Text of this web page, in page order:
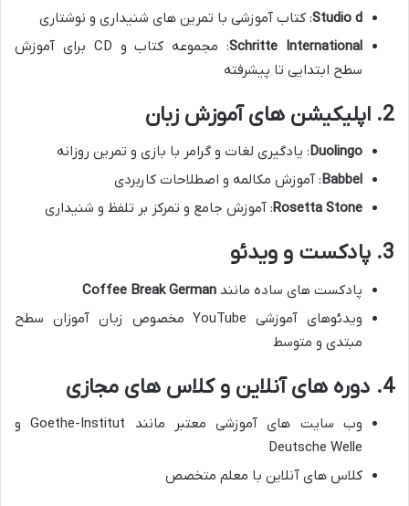
Studio d: کتاب آموزشی با تمرین های شنیداری و نوشتاری
Schritte International
: مجموعه کتاب و CD برای آموزش
سطح ابتدایی تا پیشرفته
2. اپلیکیشن های آموزش زبان
Duolingo: یادگیری لغات و گرامر با بازی و تمرین روزانه
Babbel: آموزش مکالمه و اصطلاحات کاربردی
Rosetta Stone: آموزش جامع و تمرکز بر تلفظ و شنیداری
3. پادکست و ویدئو
پادکست های ساده مانند Coffee Break German
ویدئوهای آموزشی YouTube مخصوص زبان آموزان سطح
مبتدی و متوسط
4. دوره های آنلاین و کلاس های مجازی
وب سایت های آموزشی معتبر مانند Goethe-Institut و
Deutsche Welle
کلاس های آنلاین با معلم متخصص